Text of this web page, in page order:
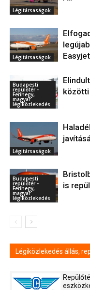
Légitársaságok
Légitársaságok
Budapesti
repülőtér -
Ferihegy,
magyar
légiközlekedés
Légitársaságok
Budapesti
repülőtér -
Ferihegy,
magyar
légiközlekedés
is
Légiközlekedés állás,